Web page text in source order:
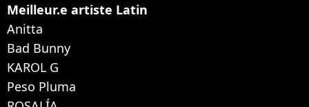
Meilleur.e artiste Latin
Anitta
Bad Bunny
KAROL G
Peso Pluma